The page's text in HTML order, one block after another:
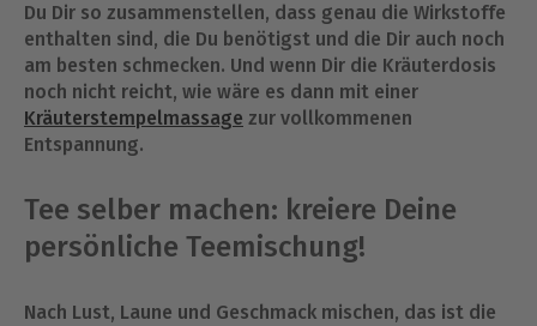
Du Dir so zusammenstellen, dass genau die Wirkstoffe
enthalten sind, die Du benötigst und die Dir auch noch
am besten schmecken. Und wenn Dir die Kräuterdosis
noch nicht reicht, wie wäre es dann mit einer
Kräuterstempelmassage zur vollkommenen
Entspannung.
Tee selber machen: kreiere Deine
persönliche Teemischung!
Nach Lust, Laune und Geschmack mischen, das ist die